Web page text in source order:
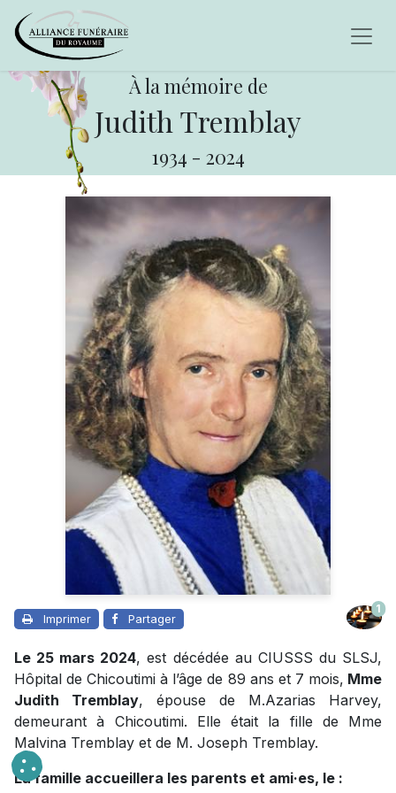
À la mémoire de
Judith Tremblay
1934 - 2024
Imprimer Partager
1
Le 25 mars 2024, est décédée au CIUSSS du SLSJ,
Hôpital de Chicoutimi à l’âge de 89 ans et 7 mois, Mme
Judith Tremblay, épouse de M.Azarias Harvey,
demeurant à Chicoutimi. Elle était la fille de Mme
Malvina Tremblay et de M. Joseph Tremblay.
La famille accueillera les parents et ami·es, le :